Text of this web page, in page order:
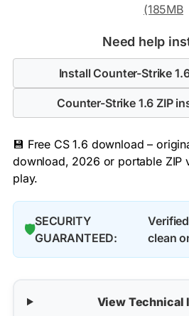
(185MB
Need help
Install Counter-Strike
Counter-Strike 1.6 ZIP
💾 Free CS 1.6 download –
download, 2026 or portable ZIP
play.
🛡️
SECURITY
GUARANTEED:
clean
View Technical